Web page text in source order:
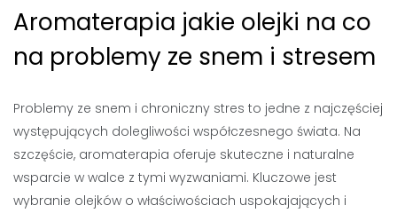
Aromaterapia jakie olejki na co
na problemy ze snem i stresem
Problemy ze snem i chroniczny stres to jedne z najczęściej
występujących dolegliwości współczesnego świata. Na
szczęście, aromaterapia oferuje skuteczne i naturalne
wsparcie w walce z tymi wyzwaniami. Kluczowe jest
wybranie olejków o właściwościach uspokajających i